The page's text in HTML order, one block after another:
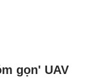
gọn' UAV